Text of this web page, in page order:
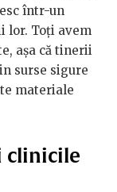
într-un
lor. Toți avem
așa că tinerii
surse sigure
materiale
clinicile